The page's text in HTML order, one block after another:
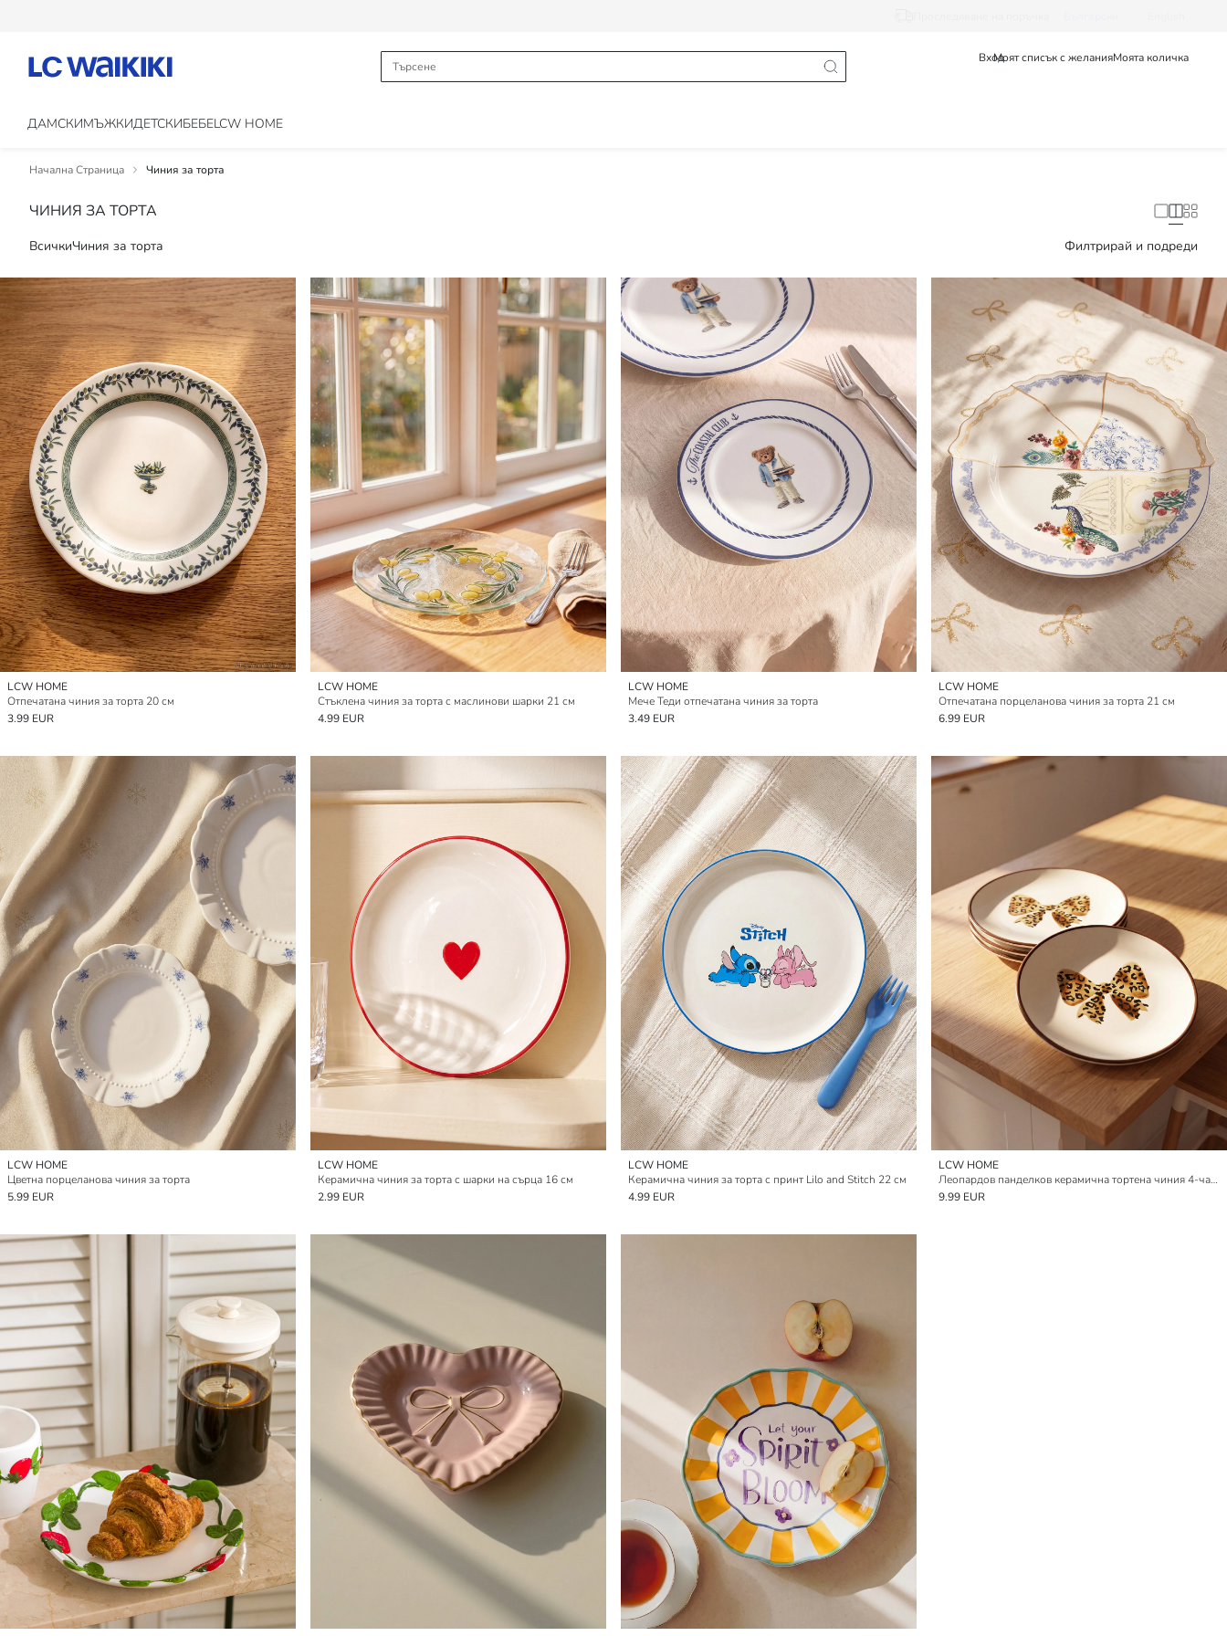
ВходМоят списък с желанияМоята количка
ДАМСКИМЪЖКИДЕТСКИБЕБЕLCW HOME
Начална Страница Чиния за торта
ЧИНИЯ ЗА ТОРТА
ВсичкиЧиния за торта Филтрирай и подреди
LCW HOME
Отпечатана чиния за торта 20 см
3.99 EUR
LCW HOME
Стъклена чиния за торта с маслинови шарки 21 см
4.99 EUR
LCW HOME
Мече Теди отпечатана чиния за торта
3.49 EUR
LCW HOME
Отпечатана порцеланова чиния за торта 21 см
6.99 EUR
LCW HOME
Цветна порцеланова чиния за торта
5.99 EUR
LCW HOME
Керамична чиния за торта с шарки на сърца 16 см
2.99 EUR
LCW HOME
Керамична чиния за торта с принт Lilo and Stitch 22 см
4.99 EUR
LCW HOME
Леопардов панделков керамична тортена чиния 4-частна
9.99 EUR